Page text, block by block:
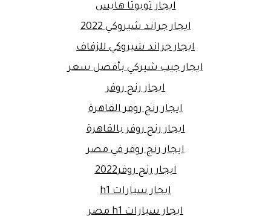
ايجار تويوتا هايس
ايجار جراند شيروكي 2022
ايجار جراند شيروكي للزفاف
ايجار جيب شيركي بأفضل سعر
ايجار رنج روفر
ايجار رنج روفر القاهرة
ايجار رنج روفر بالقاهرة
ايجار رنج روفر في مصر
ايجار رنج روفر2022
ايجار سيارات h1
ايجار سيارات h1 مصر